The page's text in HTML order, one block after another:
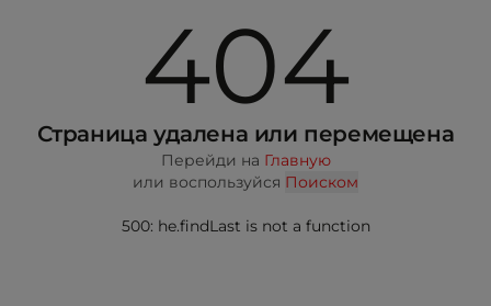
404
Страница удалена или перемещена
Перейди на Главную
или воспользуйся Поиском
500: he.findLast is not a function